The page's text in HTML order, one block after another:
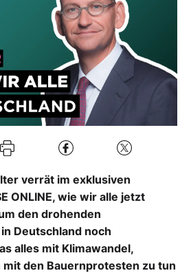
verrät im exklusiven
ONLINE, wie wir alle jetzt
den drohenden
Deutschland noch
alles mit Klimawandel,
mit den Bauernprotesten zu tun